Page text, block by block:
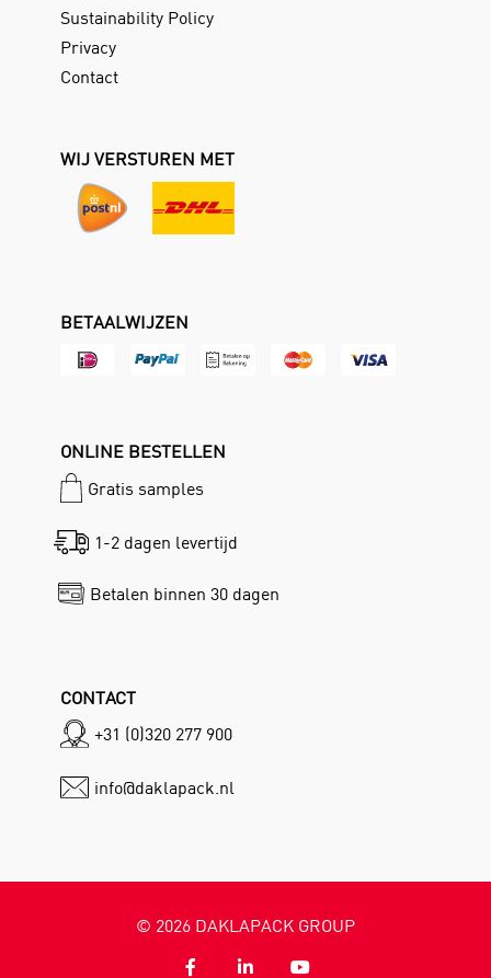
Sustainability Policy
Privacy
Contact
WIJ VERSTUREN MET
BETAALWIJZEN
ONLINE BESTELLEN
Gratis samples
1-2 dagen levertijd
Betalen binnen 30 dagen
CONTACT
+31 (0)320 277 900
info@daklapack.nl
© 2026 DAKLAPACK GROUP